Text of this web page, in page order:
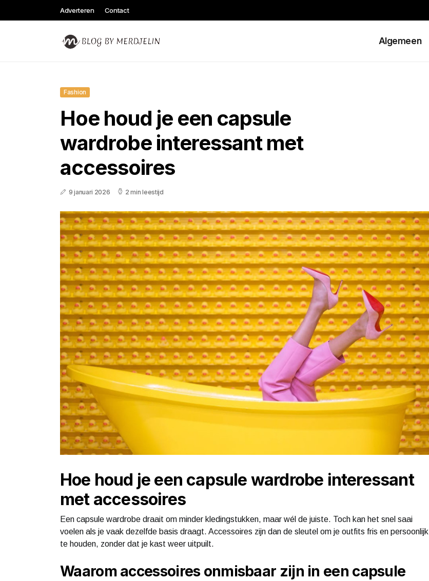
Adverteren Contact
Algemeen
Fashion
Hoe houd je een capsule
wardrobe interessant met
accessoires
9 januari 2026 2 min leestijd
Hoe houd je een capsule wardrobe interessant
met accessoires
Een capsule wardrobe draait om minder kledingstukken, maar wél de juiste. Toch kan het snel saai
voelen als je vaak dezelfde basis draagt. Accessoires zijn dan de sleutel om je outfits fris en persoonlijk
te houden, zonder dat je kast weer uitpuilt.
Waarom accessoires onmisbaar zijn in een capsule